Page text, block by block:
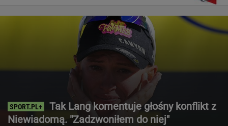
Tak Lang komentuje głośny konflikt z
Niewiadomą. "Zadzwoniłem do niej"